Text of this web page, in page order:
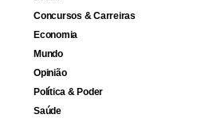
Concursos & Carreiras
Economia
Mundo
Opinião
Política & Poder
Saúde